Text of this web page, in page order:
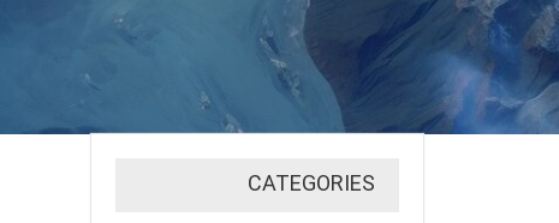
CATEGORIES